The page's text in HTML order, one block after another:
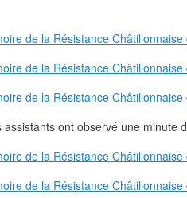
ont observé une minute